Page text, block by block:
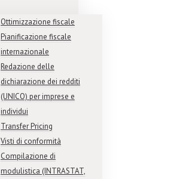
Ottimizzazione fiscale
Pianificazione fiscale
internazionale
Redazione delle
dichiarazione dei redditi
(UNICO) per imprese e
individui
Transfer Pricing
Visti di conformità
Compilazione di
modulistica (INTRASTAT,